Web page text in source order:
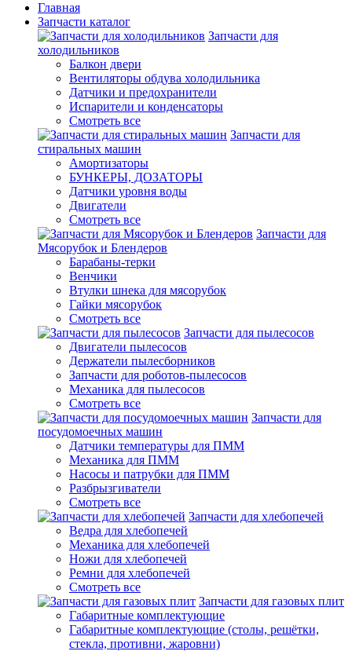
Главная
Запчасти каталог
Запчасти для
холодильников
Балкон двери
Вентиляторы обдува холодильника
Датчики и предохранители
Испарители и конденсаторы
Смотреть все
Запчасти для
стиральных машин
Амортизаторы
БУНКЕРЫ, ДОЗАТОРЫ
Датчики уровня воды
Двигатели
Смотреть все
Запчасти для
Мясорубок и Блендеров
Барабаны-терки
Венчики
Втулки шнека для мясорубок
Гайки мясорубок
Смотреть все
Запчасти для пылесосов
Двигатели пылесосов
Держатели пылесборников
Запчасти для роботов-пылесосов
Механика для пылесосов
Смотреть все
Запчасти для
посудомоечных машин
Датчики температуры для ПММ
Механика для ПММ
Насосы и патрубки для ПММ
Разбрызгиватели
Смотреть все
Запчасти для хлебопечей
Ведра для хлебопечей
Механика для хлебопечей
Ножи для хлебопечей
Ремни для хлебопечей
Смотреть все
Запчасти для газовых плит
Габаритные комплектующие
Габаритные комплектующие (столы, решётки,
стекла, противни, жаровни)